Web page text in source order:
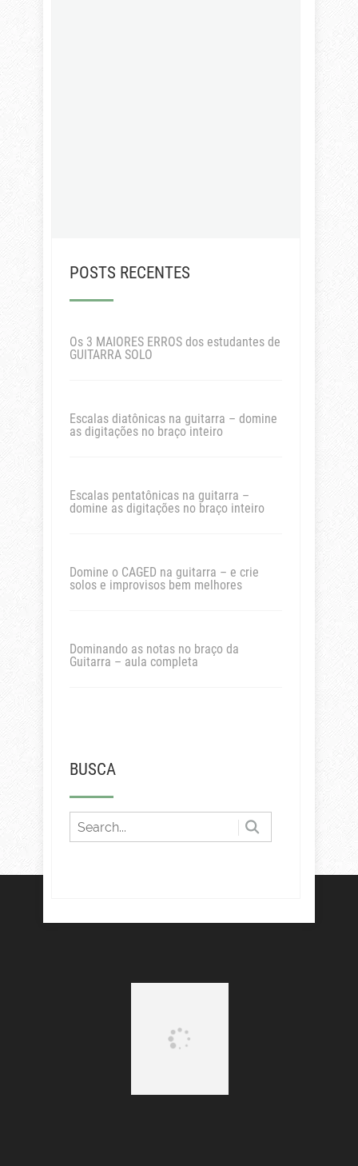
POSTS RECENTES
Os 3 MAIORES ERROS dos estudantes de
GUITARRA SOLO
Escalas diatônicas na guitarra – domine
as digitações no braço inteiro
Escalas pentatônicas na guitarra –
domine as digitações no braço inteiro
Domine o CAGED na guitarra – e crie
solos e improvisos bem melhores
Dominando as notas no braço da
Guitarra – aula completa
BUSCA